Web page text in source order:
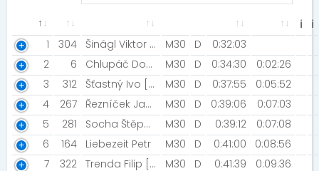
ℹ
ℹ
1
304 Šinágl Viktor [NN2021] M30 D
0:32:03
2
6 Chlupáč Dominik [Mizuno team] M30 D 0:34:30
0:02:26
3
312 Šťastný Ivo [MK Seitl Ostrava] M30 D 0:37:55
0:05:52
4
267 Řezníček Jan [Slovácko run club] M30 D 0:39:06
0:07:03
5
281 Socha Štěpán [Poko Running Team] M30 D 0:39:12
0:07:08
6
164 Liebezeit Petr M30 D 0:41:00
0:08:56
7
322 Trenda Filip [Vltava Fund Ski Team] M30 D 0:41:39
0:09:36